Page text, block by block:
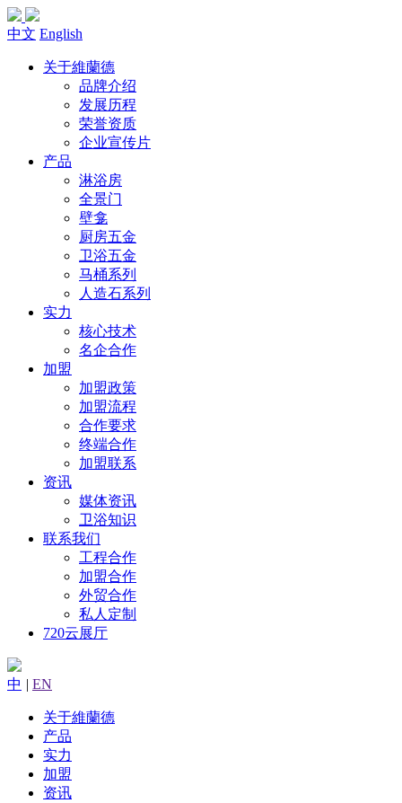
中文 English
关于維蘭德
品牌介绍
发展历程
荣誉资质
企业宣传片
产品
淋浴房
全景门
壁龛
厨房五金
卫浴五金
马桶系列
人造石系列
实力
核心技术
名企合作
加盟
加盟政策
加盟流程
合作要求
终端合作
加盟联系
资讯
媒体资讯
卫浴知识
联系我们
工程合作
加盟合作
外贸合作
私人定制
720云展厅
中 | EN
关于維蘭德
产品
实力
加盟
资讯